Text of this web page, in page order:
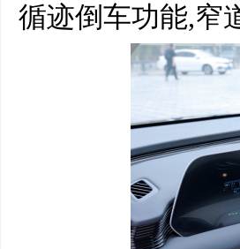
循迹倒车功能,窄